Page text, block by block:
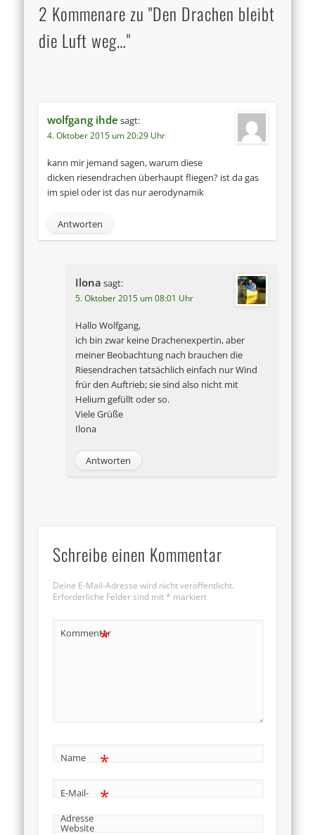
2 Kommenare zu "Den Drachen bleibt
die Luft weg…"
wolfgang ihde sagt:
4. Oktober 2015 um 20:29 Uhr
kann mir jemand sagen, warum diese
dicken riesendrachen überhaupt fliegen? ist da gas
im spiel oder ist das nur aerodynamik
Antworten
Ilona sagt:
5. Oktober 2015 um 08:01 Uhr
Hallo Wolfgang,
ich bin zwar keine Drachenexpertin, aber
meiner Beobachtung nach brauchen die
Riesendrachen tatsächlich einfach nur Wind
frür den Auftrieb; sie sind also nicht mit
Helium gefüllt oder so.
Viele Grüße
Ilona
Antworten
Schreibe einen Kommentar
Deine E-Mail-Adresse wird nicht veröffentlicht.
Erforderliche Felder sind mit * markiert
Kommentar
*
Name *
E-Mail-
Adresse
*
Website